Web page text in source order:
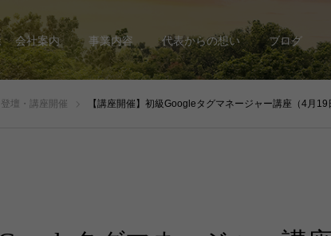
会社案内 事業内容 代表からの想い ブログ
壇・講座開催 【講座開催】初級Googleタグマネージャー講座（4月19